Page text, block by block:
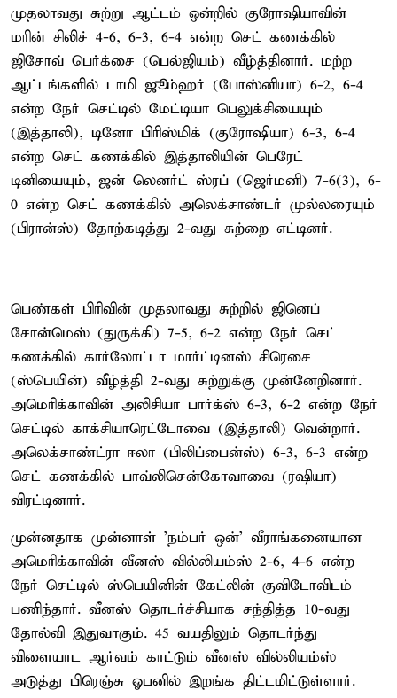
முதலாவது சுற்று ஆட்டம் ஒன்றில் குரோஷியாவின்
மரின் சிலிச் 4-6, 6-3, 6-4 என்ற செட் கணக்கில்
ஜிசோவ் பெர்க்சை (பெல்ஜியம்) வீழ்த்தினார். மற்ற
ஆட்டங்களில் டாமி ஜூம்ஹர் (போஸ்னியா) 6-2, 6-4
என்ற நேர் செட்டில் மேட்டியா பெலுக்சியையும்
(இத்தாலி), டினோ பிரிஸ்மிக் (குரோஷியா) 6-3, 6-4
என்ற செட் கணக்கில் இத்தாலியின் பெரேட்
டினியையும், ஜன் லெனர்ட் ஸ்ரப் (ஜெர்மனி) 7-6(3), 6-
0 என்ற செட் கணக்கில் அலெக்சாண்டர் முல்லரையும்
(பிரான்ஸ்) தோற்கடித்து 2-வது சுற்றை எட்டினர்.
பெண்கள் பிரிவின் முதலாவது சுற்றில் ஜினெப்
சோன்மெஸ் (துருக்கி) 7-5, 6-2 என்ற நேர் செட்
கணக்கில் கார்லோட்டா மார்ட்டினஸ் சிரெசை
(ஸ்பெயின்) வீழ்த்தி 2-வது சுற்றுக்கு முன்னேறினார்.
அமெரிக்காவின் அலிசியா பார்க்ஸ் 6-3, 6-2 என்ற நேர்
செட்டில் காக்சியாரெட்டோவை (இத்தாலி) வென்றார்.
அலெக்சாண்ட்ரா ஈலா (பிலிப்பைன்ஸ்) 6-3, 6-3 என்ற
செட் கணக்கில் பாவ்லிசென்கோவாவை (ரஷியா)
விரட்டினார்.
முன்னதாக முன்னாள் 'நம்பர் ஒன்' வீராங்கனையான
அமெரிக்காவின் வீனஸ் வில்லியம்ஸ் 2-6, 4-6 என்ற
நேர் செட்டில் ஸ்பெயினின் கேட்லின் குவிடோவிடம்
பணிந்தார். வீனஸ் தொடர்ச்சியாக சந்தித்த 10-வது
தோல்வி இதுவாகும். 45 வயதிலும் தொடர்ந்து
விளையாட ஆர்வம் காட்டும் வீனஸ் வில்லியம்ஸ்
அடுத்து பிரெஞ்சு ஓபனில் இறங்க திட்டமிட்டுள்ளார்.